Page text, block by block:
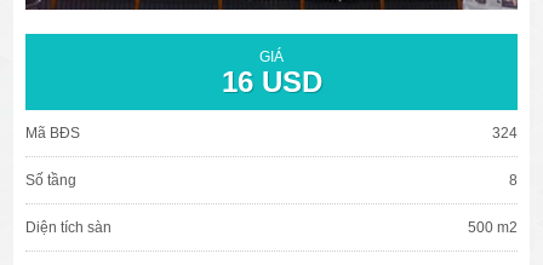
GIÁ
16 USD
Mã BĐS 324
Số tầng 8
Diện tích sàn 500 m2